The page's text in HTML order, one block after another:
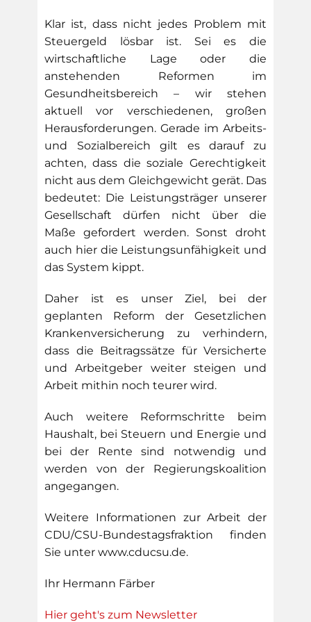
Klar ist, dass nicht jedes Problem mit
Steuergeld lösbar ist. Sei es die
wirtschaftliche Lage oder die
anstehenden Reformen im
Gesundheitsbereich – wir stehen
aktuell vor verschiedenen, großen
Herausforderungen. Gerade im Arbeits-
und Sozialbereich gilt es darauf zu
achten, dass die soziale Gerechtigkeit
nicht aus dem Gleichgewicht gerät. Das
bedeutet: Die Leistungsträger unserer
Gesellschaft dürfen nicht über die
Maße gefordert werden. Sonst droht
auch hier die Leistungsunfähigkeit und
das System kippt.
Daher ist es unser Ziel, bei der
geplanten Reform der Gesetzlichen
Krankenversicherung zu verhindern,
dass die Beitragssätze für Versicherte
und Arbeitgeber weiter steigen und
Arbeit mithin noch teurer wird.
Auch weitere Reformschritte beim
Haushalt, bei Steuern und Energie und
bei der Rente sind notwendig und
werden von der Regierungskoalition
angegangen.
Weitere Informationen zur Arbeit der
CDU/CSU-Bundestagsfraktion finden
Sie unter www.cducsu.de.
Ihr Hermann Färber
Hier geht's zum Newsletter